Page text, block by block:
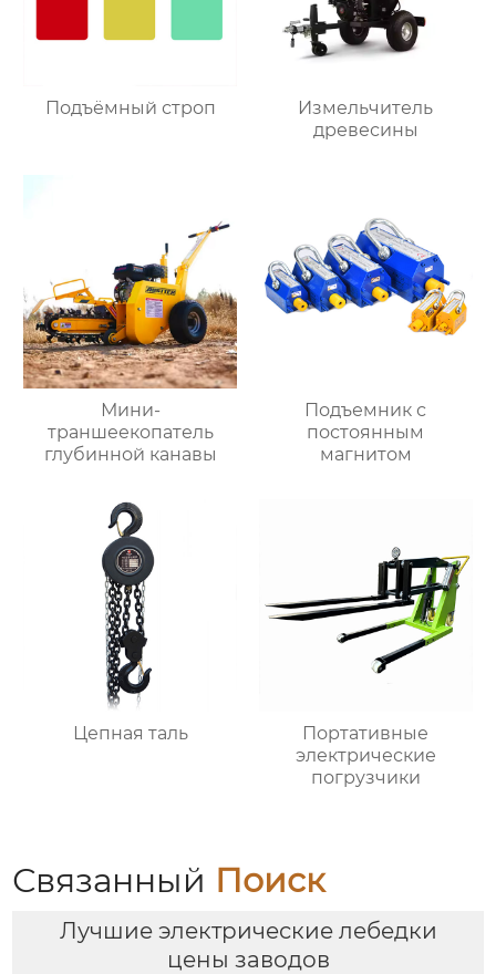
Подъёмный строп
Измельчитель
древесины
Мини-
траншеекопатель
глубинной канавы
Подъемник с
постоянным
магнитом
Цепная таль
Портативные
электрические
погрузчики
Связанный Поиск
Лучшие электрические лебедки
цены заводов